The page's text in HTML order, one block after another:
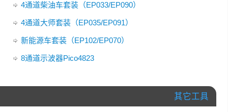
4通道柴油车套装（EP033/EP090）
4通道大师套装（EP035/EP091）
新能源车套装（EP102/EP070）
8通道示波器Pico4823
其它工具